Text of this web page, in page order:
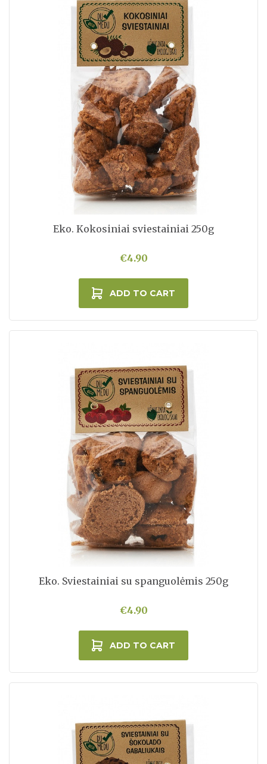
Eko. Kokosiniai sviestainiai 250g
€4.90
ADD TO CART
Eko. Sviestainiai su spanguolėmis 250g
€4.90
ADD TO CART